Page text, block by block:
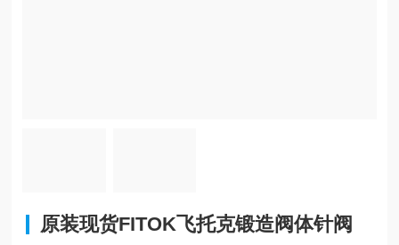
原装现货FITOK飞托克锻造阀体针阀